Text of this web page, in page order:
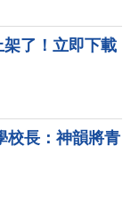
了！立即下載
校長：神韻將青